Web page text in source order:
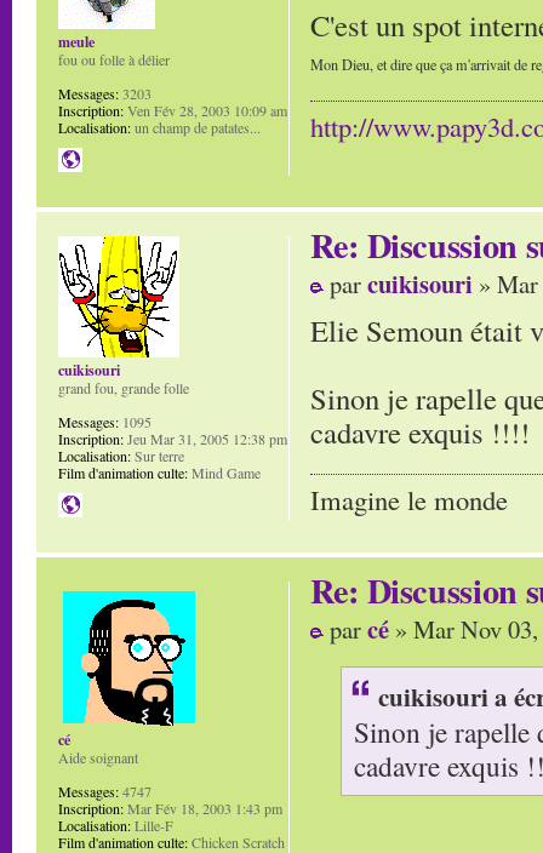
C'est un spot
Mon Dieu, et dire que ça m'arrivait de
http://
meule
fou ou folle à délier
Messages:3203
Inscription:Ven Fév 28, 2003 10:09 am
Localisation:un champ de patates...
Re: Discussion
parcuikisouri »
Elie Semoun était
Sinon je rapelle
cadavre exquis !!!!
Imagine le monde
cuikisouri
grand fou, grande folle
Messages: 1095
Inscription:Jeu Mar 31, 2005 12:38 pm
Localisation:Sur terre
Film d'animation culte:Mind Game
Re: Discussion
parcé » Mar Nov
cuikisouri a
Sinon je rapelle
cadavre exquis
cé
Aide soignant
Messages:4747
Inscription:Mar Fév 18, 2003 1:43 pm
Localisation:Lille-F
Film d'animation culte:Chicken Scratch